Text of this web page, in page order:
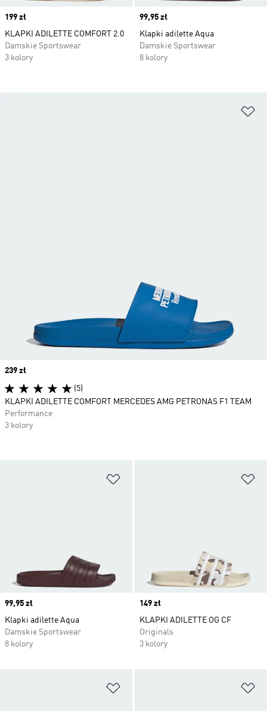
Price
199 zł
KLAPKI ADILETTE COMFORT 2.0
Damskie Sportswear
3 kolory
Price
99,95 zł
Klapki adilette Aqua
Damskie Sportswear
8 kolory
Price
99,95 zł
Klapki adilette Aqua
Damskie Sportswear
8 kolory
Price
149 zł
KLAPKI ADILETTE OG CF
Originals
3 kolory
Price
239 zł
(5)
KLAPKI ADILETTE COMFORT MERCEDES AMG PETRONAS F1 TEAM
Performance
3 kolory